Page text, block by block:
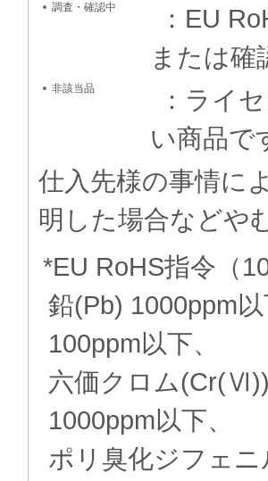
調査・確認中
：EU
または確
非該当品
：ライ
い商品で
仕入先様の事情に
明した場合などや
*EU RoHS指令（
鉛(Pb) 1000ppm
100ppm以下、
六価クロム
1000ppm以下、
ポリ臭化ジフェ